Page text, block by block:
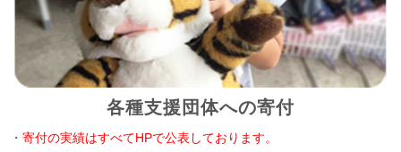
各種支援団体への寄付
・寄付の実績はすべてHPで公表しております。